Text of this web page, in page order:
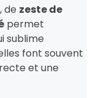
, de zeste de
permet
sublime
font souvent
et une